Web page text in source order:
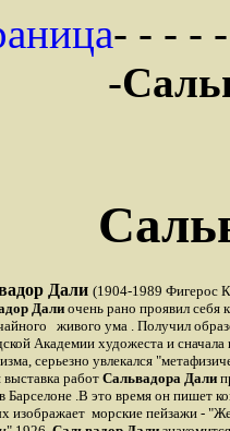
- - - -
-
Дали (1904-1989 Фигерос
Дали очень рано проявил себя
живого ума . Получил
Академии художеста и сначала
серьезно увлекался
выставка работ Сальвадора Дали
Барселоне .В это время он пишет
изображает морские пейзажи -